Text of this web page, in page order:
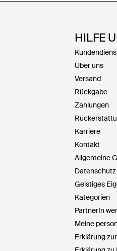
HILFE
Über uns
Versand
Rückgabe
Zahlungen
Karriere
Kontakt
Allgemeine
Geistiges
Kategorien
PartnerIn
Meine
Erklärung